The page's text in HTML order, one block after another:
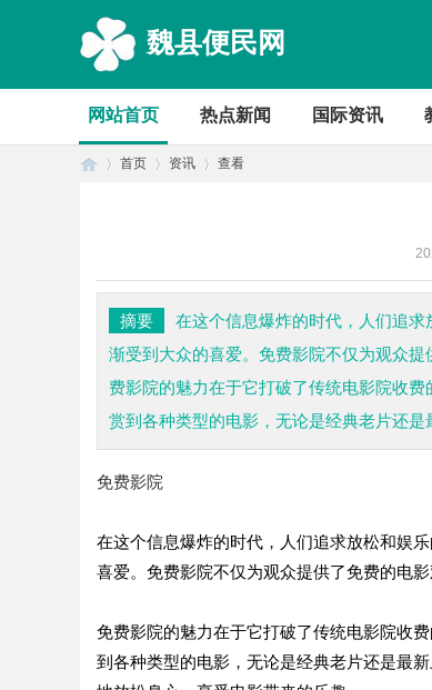
魏县便民网
网站首页 热点新闻 国际资讯
首页 资讯 查看
摘要
在这个信息爆炸的时代，人们追
渐受到大众的喜爱。免费影院不仅为观众
费影院的魅力在于它打破了传统电影院收
赏到各种类型的电影，无论是经典老片还是
免费影院
在这个信息爆炸的时代，人们追求放松和娱
喜爱。免费影院不仅为观众提供了免费的电
免费影院的魅力在于它打破了传统电影院收
到各种类型的电影，无论是经典老片还是最